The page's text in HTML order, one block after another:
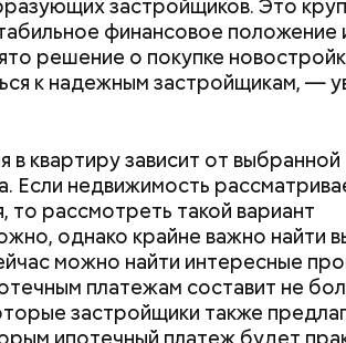
застройщиков. Это
финансовое положение
решение о покупке
к надежным застройщикам, —
в квартиру зависит от выбранной
Если недвижимость
то рассмотреть такой вариант
однако крайне важно найти
можно найти интересные
платежам составит не
застройщики также
собирать грибы у обочин
человека. Нужно вести себя
дикого зверя, затаиться, —
зоны отчуждения, где он до 3
зараженности